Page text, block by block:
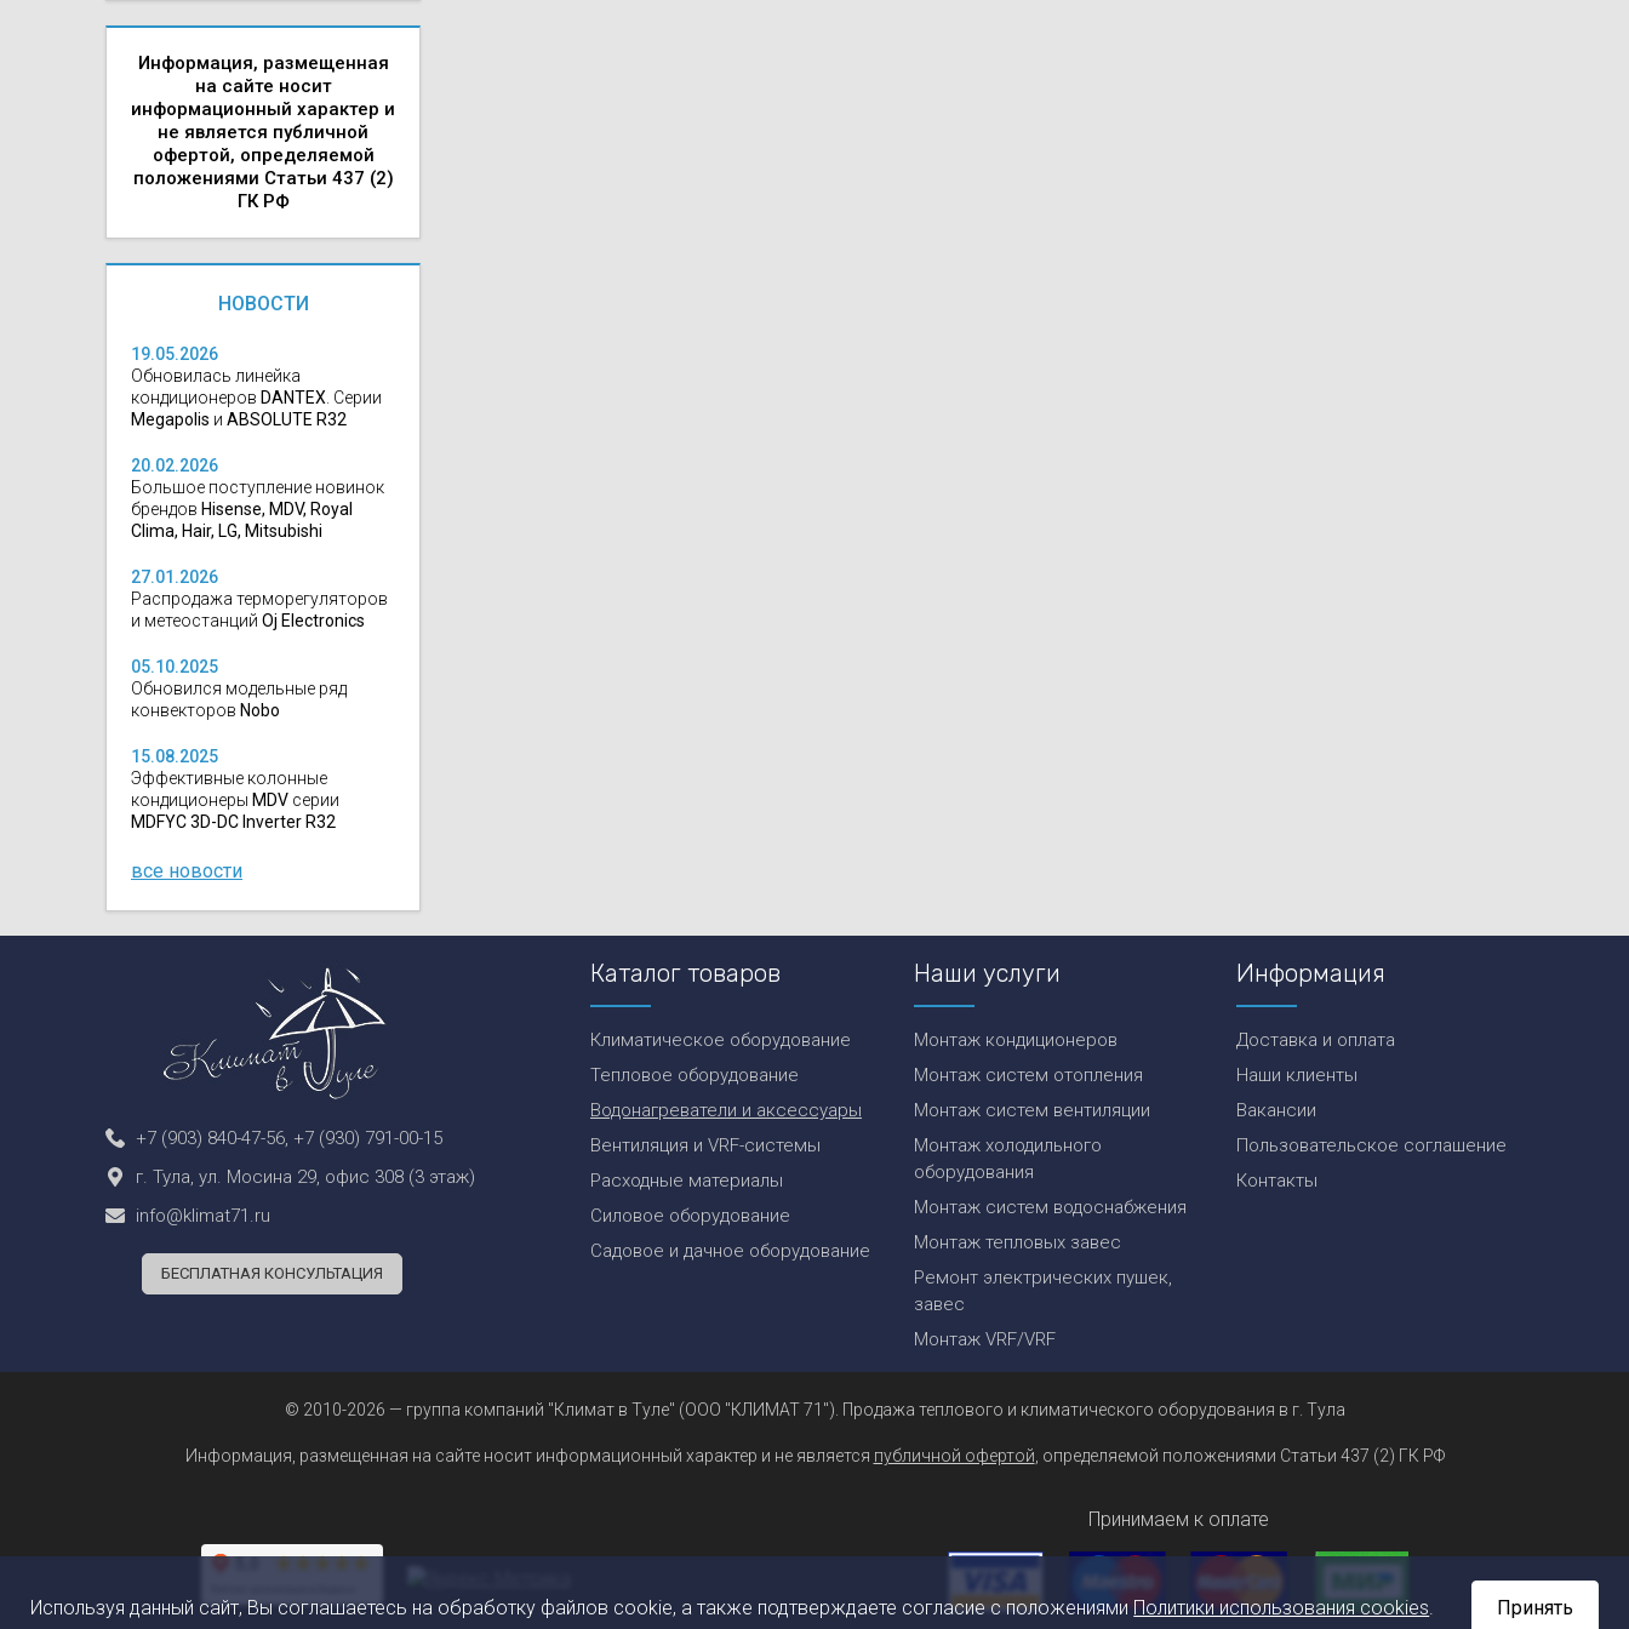
Информация, размещенная
на сайте носит
информационный характер и
не является публичной
офертой, определяемой
положениями Статьи 437 (2)
ГК РФ
НОВОСТИ
19.05.2026
Обновилась линейка
кондиционеров DANTEX. Серии
Megapolis и ABSOLUTE R32
20.02.2026
Большое поступление новинок
брендов Hisense, MDV, Royal
Clima, Hair, LG, Mitsubishi
27.01.2026
Распродажа терморегуляторов
и метеостанций Oj Electronics
05.10.2025
Обновился модельные ряд
конвекторов Nobo
15.08.2025
Эффективные колонные
кондиционеры MDV серии
MDFYC 3D-DC Inverter R32
все новости
+7 (903) 840-47-56, +7 (930) 791-00-15
г. Тула, ул. Мосина 29, офис 308 (3 этаж)
info@klimat71.ru
БЕСПЛАТНАЯ КОНСУЛЬТАЦИЯ
Каталог товаров
Климатическое оборудование
Тепловое оборудование
Водонагреватели и аксессуары
Вентиляция и VRF-системы
Расходные материалы
Силовое оборудование
Садовое и дачное оборудование
Наши услуги
Монтаж кондиционеров
Монтаж систем отопления
Монтаж систем вентиляции
Монтаж холодильного
оборудования
Монтаж систем водоснабжения
Монтаж тепловых завес
Ремонт электрических пушек,
завес
Монтаж VRF/VRF
Информация
Доставка и оплата
Наши клиенты
Вакансии
Пользовательское соглашение
Контакты
© 2010-2026 — группа компаний "Климат в Туле" (ООО "КЛИМАТ 71"). Продажа теплового и климатического оборудования в г. Тула
Информация, размещенная на сайте носит информационный характер и не является публичной офертой, определяемой положениями Статьи 437 (2) ГК РФ
Принимаем к оплате
Используя данный сайт, Вы соглашаетесь на обработку файлов cookie, а также подтверждаете согласие с положениямиПолитики использования cookies. Принять